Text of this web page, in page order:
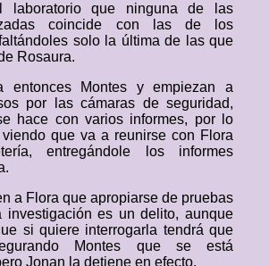
laboratorio que ninguna de las
coincide con las de los
solo la última de las que
Rosaura.
entonces Montes y empiezan a
por las cámaras de seguridad,
hace con varios informes, por lo
que va a reunirse con Flora
entregándole los informes
a Flora que apropiarse de pruebas
investigación es un delito, aunque
si quiere interrogarla tendrá que
Montes que se está
Jonan la detiene en efecto.